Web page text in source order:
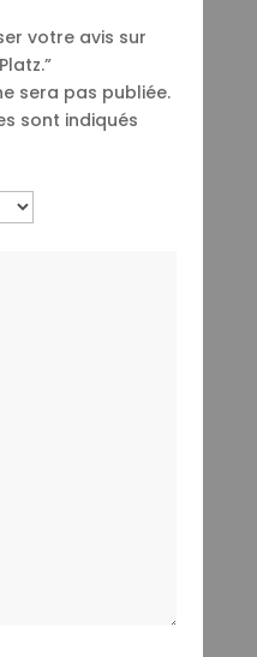
votre avis sur
sera pas publiée.
sont indiqués